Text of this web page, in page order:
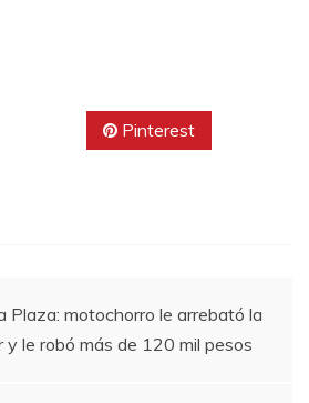
Pinterest
Plaza: motochorro le arrebató la
y le robó más de 120 mil pesos